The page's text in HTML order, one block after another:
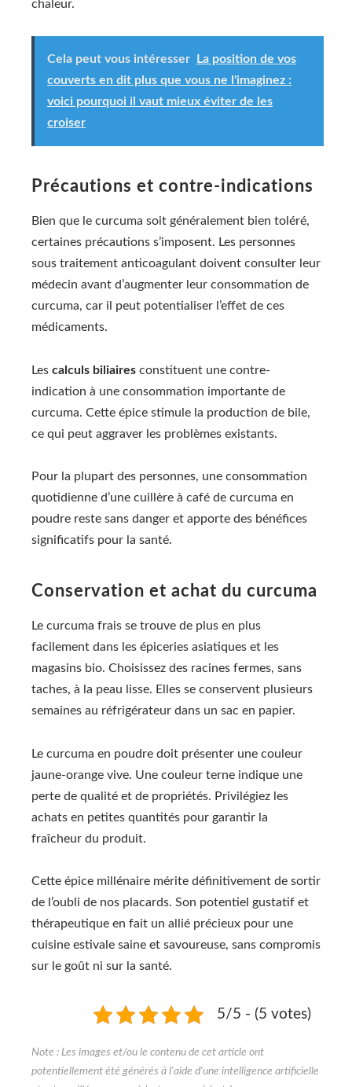
chaleur.
Cela peut vous intéresser
La position de vos
couverts en dit plus que vous ne l'imaginez :
voici pourquoi il vaut mieux éviter de les
croiser
Précautions et contre-indications
Bien que le curcuma soit généralement bien toléré,
certaines précautions s’imposent. Les personnes
sous traitement anticoagulant doivent consulter leur
médecin avant d’augmenter leur consommation de
curcuma, car il peut potentialiser l’effet de ces
médicaments.
Les calculs biliaires constituent une contre-
indication à une consommation importante de
curcuma. Cette épice stimule la production de bile,
ce qui peut aggraver les problèmes existants.
Pour la plupart des personnes, une consommation
quotidienne d’une cuillère à café de curcuma en
poudre reste sans danger et apporte des bénéfices
significatifs pour la santé.
Conservation et achat du curcuma
Le curcuma frais se trouve de plus en plus
facilement dans les épiceries asiatiques et les
magasins bio. Choisissez des racines fermes, sans
taches, à la peau lisse. Elles se conservent plusieurs
semaines au réfrigérateur dans un sac en papier.
Le curcuma en poudre doit présenter une couleur
jaune-orange vive. Une couleur terne indique une
perte de qualité et de propriétés. Privilégiez les
achats en petites quantités pour garantir la
fraîcheur du produit.
Cette épice millénaire mérite définitivement de sortir
de l’oubli de nos placards. Son potentiel gustatif et
thérapeutique en fait un allié précieux pour une
cuisine estivale saine et savoureuse, sans compromis
sur le goût ni sur la santé.
5/5 - (5 votes)